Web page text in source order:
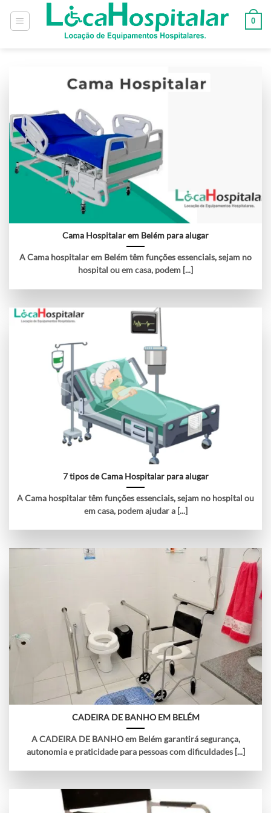
0
Cama Hospitalar em Belém para alugar
A Cama hospitalar em Belém têm funções essenciais, sejam no
hospital ou em casa, podem [...]
7 tipos de Cama Hospitalar para alugar
A Cama hospitalar têm funções essenciais, sejam no hospital ou
em casa, podem ajudar a [...]
CADEIRA DE BANHO EM BELÉM
A CADEIRA DE BANHO em Belém garantirá segurança,
autonomia e praticidade para pessoas com dificuldades [...]